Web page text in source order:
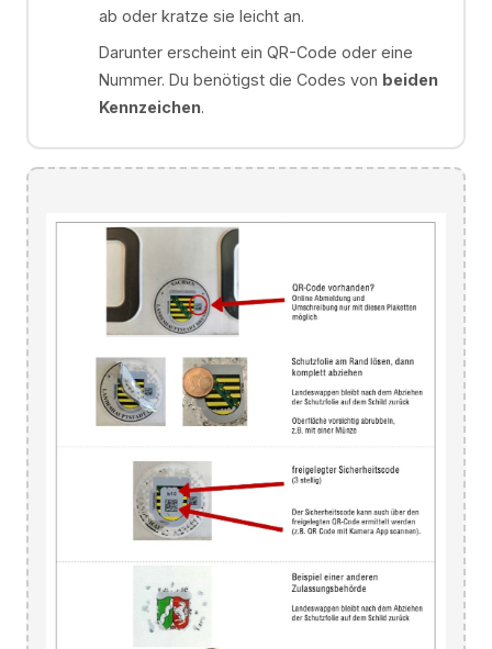
ab oder kratze sie leicht an.
Darunter erscheint ein QR-Code oder eine
Nummer. Du benötigst die Codes von beiden
Kennzeichen.